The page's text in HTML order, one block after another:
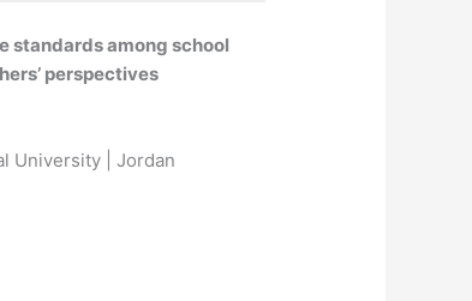
standards among school
perspectives
University | Jordan